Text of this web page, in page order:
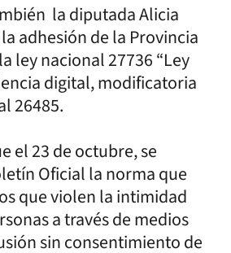
la diputada Alicia
adhesión de la Provincia
ley nacional 27736 “Ley
digital, modificatoria
26485.
el 23 de octubre, se
Oficial la norma que
que violen la intimidad
a través de medios
sin consentimiento de